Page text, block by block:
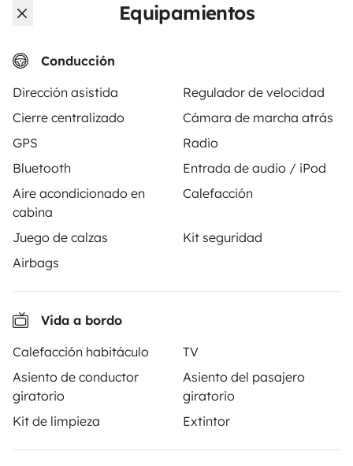
Equipamientos
Conducción
Dirección asistida
Regulador de velocidad
Cierre centralizado
Cámara de marcha atrás
GPS
Radio
Bluetooth
Entrada de audio / iPod
Aire acondicionado en
cabina
Calefacción
Juego de calzas
Kit seguridad
Airbags
Vida a bordo
Calefacción habitáculo
TV
Asiento de conductor
giratorio
Asiento del pasajero
giratorio
Kit de limpieza
Extintor
Vehículos similares cerca de Saint-
Alexandre
A partir de
90 €
Solicitud de alquiler
Yescapa es una plataforma que facilita y asegura el
alquiler de autocaravanas y furgonetas campers entre
particulares. La plataforma tiene el papel de
intermediario de confianza y propone una solución